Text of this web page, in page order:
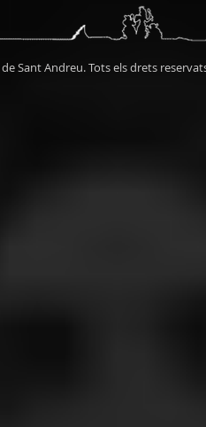
Sant Andreu. Tots els drets